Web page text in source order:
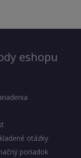
eshopu
otázky
poriadok